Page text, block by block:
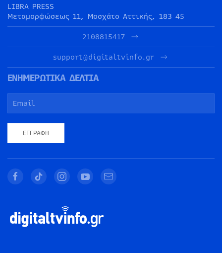
LIBRA PRESS
Μεταμορφώσεως 11, Μοσχάτο Αττικής, 183 45
2108815417
support@digitaltvinfo.gr
ΕΝΗΜΕΡΩΤΙΚΑ ΔΕΛΤΙΑ
ΕΓΓΡΑΦΉ